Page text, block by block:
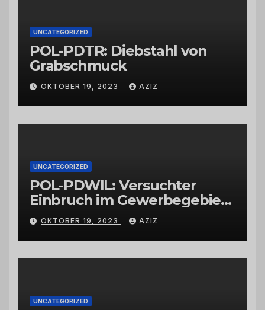
UNCATEGORIZED
POL-PDTR: Diebstahl von
Grabschmuck
OKTOBER 19, 2023 AZIZ
UNCATEGORIZED
POL-PDWIL: Versuchter
Einbruch im Gewerbegebiet
Wittlich
OKTOBER 19, 2023 AZIZ
UNCATEGORIZED